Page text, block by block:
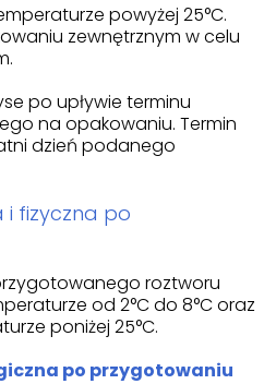
powyżej 25°C.
zewnętrznym w celu
po upływie terminu
na opakowaniu. Termin
dzień podanego
i fizyczna po
roztworu
od 2°C do 8°C oraz
poniżej 25°C.
po przygotowaniu